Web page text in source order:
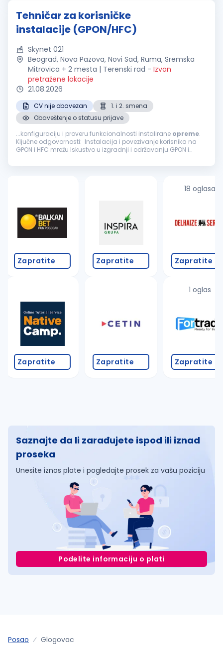
Tehničar za korisničke
instalacije (GPON/HFC)
Skynet 021
Beograd, Nova Pazova, Novi Sad, Ruma, Sremska
Mitrovica + 2 mesta | Terenski rad - Izvan
pretražene lokacije
21.08.2026
CV nije obavezan
1. i 2. smena
Obaveštenje o statusu prijave
...konfiguraciju i proveru funkcionalnosti instalirane opreme.
Ključne odgovornosti: Instalacija i povezivanje korisnika na
GPON i HFC mrežu Iskustvo u izgradnji i održavanju GPON i
dokumentacije (šeme...
Zapratite
Zapratite
Zapratite
Zapratite
18 oglasa
Zapratite
1 oglas
Zapratite
Saznajte da li zarađujete ispod ili iznad
proseka
Unesite iznos plate i pogledajte prosek za vašu poziciju
Podelite informaciju o plati
Posao Glogovac